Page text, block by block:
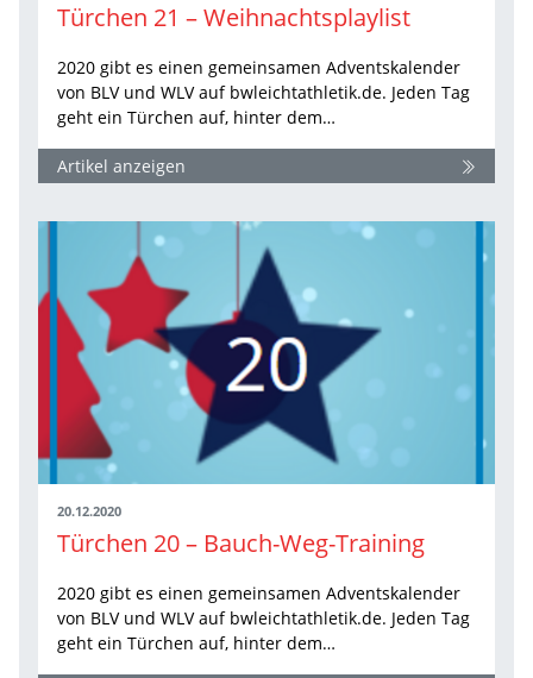
Türchen 21 – Weihnachtsplaylist
2020 gibt es einen gemeinsamen Adventskalender
von BLV und WLV auf bwleichtathletik.de. Jeden Tag
geht ein Türchen auf, hinter dem…
Artikel anzeigen
20.12.2020
Türchen 20 – Bauch-Weg-Training
2020 gibt es einen gemeinsamen Adventskalender
von BLV und WLV auf bwleichtathletik.de. Jeden Tag
geht ein Türchen auf, hinter dem…